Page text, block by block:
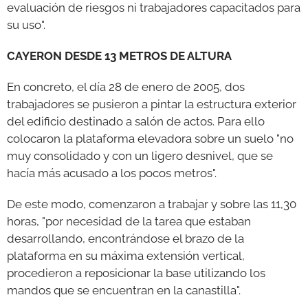
evaluación de riesgos ni trabajadores capacitados para
su uso".
CAYERON DESDE 13 METROS DE ALTURA
En concreto, el día 28 de enero de 2005, dos
trabajadores se pusieron a pintar la estructura exterior
del edificio destinado a salón de actos. Para ello
colocaron la plataforma elevadora sobre un suelo "no
muy consolidado y con un ligero desnivel, que se
hacía más acusado a los pocos metros".
De este modo, comenzaron a trabajar y sobre las 11,30
horas, "por necesidad de la tarea que estaban
desarrollando, encontrándose el brazo de la
plataforma en su máxima extensión vertical,
procedieron a reposicionar la base utilizando los
mandos que se encuentran en la canastilla".